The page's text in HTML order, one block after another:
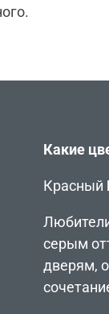
Какие
Красный
серым
дверям,